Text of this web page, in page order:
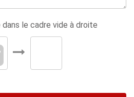
le cadre vide à droite